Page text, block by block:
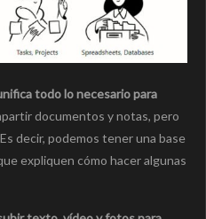
todo lo necesario para
documentos y notas, pero
decir, podemos tener una base
expliquen cómo hacer algunas